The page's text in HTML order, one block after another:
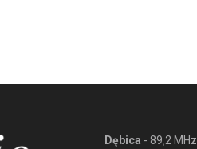
Dębica - 89,2 MHz